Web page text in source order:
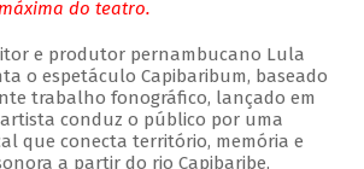
do teatro.
e produtor pernambucano Lula
o espetáculo Capibaribum, baseado
trabalho fonográfico, lançado em
artista conduz o público por uma
que conecta território, memória e
a partir do rio Capibaribe,